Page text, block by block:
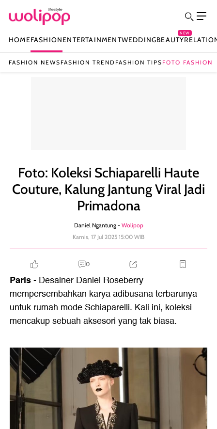
HOMEFASHIONENTERTAINMENTWEDDINGBEAUTY
NEW
FASHION NEWS FASHION TREND FASHION TIPS FOTO FASHION
Foto: Koleksi Schiaparelli Haute
Couture, Kalung Jantung Viral Jadi
Primadona
Daniel Ngantung - Wolipop
Kamis, 17 Jul 2025 15:00 WIB
0
Paris- Desainer Daniel Roseberry
mempersembahkan karya adibusana terbarunya
untuk rumah mode Schiaparelli. Kali ini, koleksi
mencakup sebuah aksesori yang tak biasa.